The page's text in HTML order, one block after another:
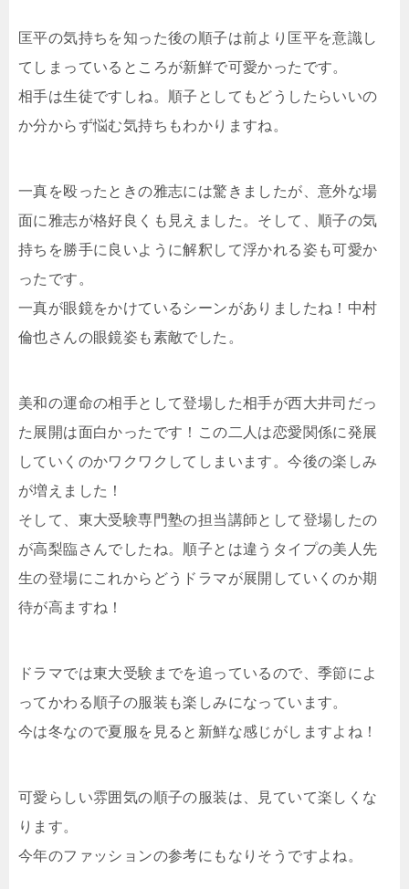
匡平の気持ちを知った後の順子は前より匡平を意識し
てしまっているところが新鮮で可愛かったです。
相手は生徒ですしね。順子としてもどうしたらいいの
か分からず悩む気持ちもわかりますね。
一真を殴ったときの雅志には驚きましたが、意外な場
面に雅志が格好良くも見えました。そして、順子の気
持ちを勝手に良いように解釈して浮かれる姿も可愛か
ったです。
一真が眼鏡をかけているシーンがありましたね！中村
倫也さんの眼鏡姿も素敵でした。
美和の運命の相手として登場した相手が西大井司だっ
た展開は面白かったです！この二人は恋愛関係に発展
していくのかワクワクしてしまいます。今後の楽しみ
が増えました！
そして、東大受験専門塾の担当講師として登場したの
が高梨臨さんでしたね。順子とは違うタイプの美人先
生の登場にこれからどうドラマが展開していくのか期
待が高ますね！
ドラマでは東大受験までを追っているので、季節によ
ってかわる順子の服装も楽しみになっています。
今は冬なので夏服を見ると新鮮な感じがしますよね！
可愛らしい雰囲気の順子の服装は、見ていて楽しくな
ります。
今年のファッションの参考にもなりそうですよね。